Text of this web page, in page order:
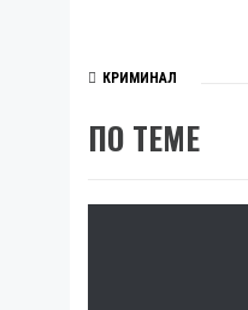
КРИМИНАЛ
ПО ТЕМЕ